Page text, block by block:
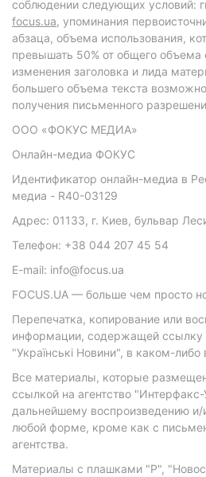
соблюдении следующих условий:
focus.ua, упоминания
абзаца, объема использования,
превышать 50% от общего объема
изменения заголовка и лида
большего объема текста
получения письменного
ООО «ФОКУС МЕДИА»
Онлайн-медиа ФОКУС
Идентификатор онлайн-медиа в
медиа - R40-03129
Адрес: 01133, г. Киев, бульвар
Телефон: +38 044 207 45 54
E-mail: info@focus.ua
FOCUS.UA — больше чем просто
Перепечатка, копирование или
информации, содержащей ссылку
"Українські Новини", в каком-
Все материалы, которые
ссылкой на агентство
дальнейшему воспроизведению
любой форме, кроме как с
агентства.
Материалы с плашками "Р",